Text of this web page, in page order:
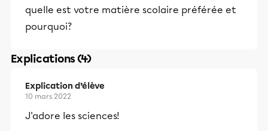
quelle est votre matière scolaire préférée et
pourquoi?
Explications (4)
Explication d’élève
10 mars 2022
J'adore les sciences!